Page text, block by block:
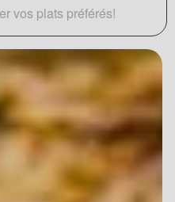
vos plats préférés!